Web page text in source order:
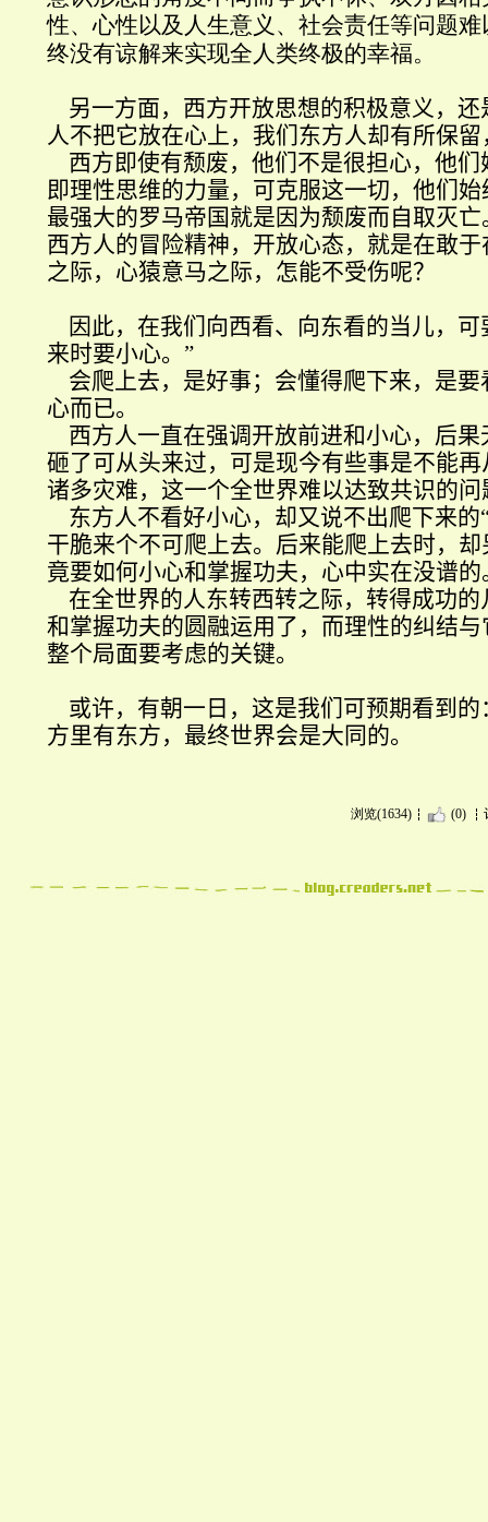
性、心性以及人生意义、社会责任等问题
终没有谅解来实现全人类终极的幸福。
另一方面，西方开放思想的积极意义，
人不把它放在心上 ，我们东方人却有所保
西方即使有颓废，他们不是很担心，他
即理性思维的力量，可克服这一切，他们
最强大的罗马帝国就是因为颓废而自取灭
西方人的冒险精神，开放心态，就是在敢
之际，心猿意马之际，怎能不受伤呢？
因此，在我们向西看、向东看的当儿，
来时要小心。 ”
会爬上去，是好事；会懂得爬下来，是
心而已。
西方人一直在强调开放前进和小心，后
砸了可从头来过，可是现今有些事是不能
诸多灾难，这一个全世界难以达致共识的问
东方人不看好小心，却又说不出爬下来的
干脆来个不可爬上去。后来能爬上去时，
竟要如何小心和掌握功夫，心中实在没谱的
在全世界的人东转西转之际，转得成功
和掌握功夫的圆融运用了，而理性的纠结
整个局面要考虑的关键。
或许，有朝一日，这是我们可预期看到
方里有东方，最终世界会是大同的。
浏览(1634) (0)